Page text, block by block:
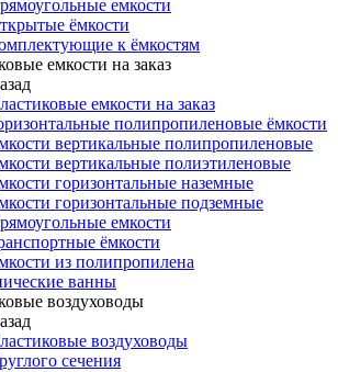
емкости
ёмкости
к ёмкостям
емкости на заказ
емкости на заказ
полипропиленовые ёмкости
вертикальные полипропиленовые
вертикальные полиэтиленовые
горизонтальные наземные
горизонтальные подземные
емкости
ёмкости
из полипропилена
ванны
воздуховоды
воздуховоды
сечения